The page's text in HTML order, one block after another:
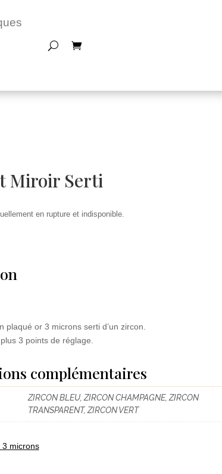
Miroir Serti
en rupture et indisponible.
plaqué or 3 microns serti d’un zircon.
3 points de réglage.
complémentaires
ZIRCON BLEU, ZIRCON CHAMPAGNE, ZIRCON
TRANSPARENT, ZIRCON VERT
3 microns